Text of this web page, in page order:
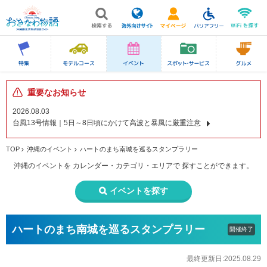
重要なお知らせ
2026.08.03
台風13号情報｜5日～8日頃にかけて高波と暴風に厳重注意
TOP 沖縄のイベント ハートのまち南城を巡るスタンプラリー
沖縄のイベントを カレンダー・カテゴリ・エリアで 探すことができます。
イベントを探す
ハートのまち南城を巡るスタンプラリー 開催終了
最終更新日:2025.08.29